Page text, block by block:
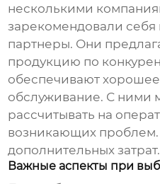
несколькими
зарекомендовали
партнеры. Они
продукцию по
обеспечивают
обслуживание. С ними
рассчитывать на
возникающих проблем.
дополнительных затрат.
Важные аспекты при